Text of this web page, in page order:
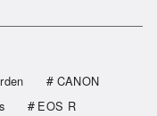
CANON
EOS R